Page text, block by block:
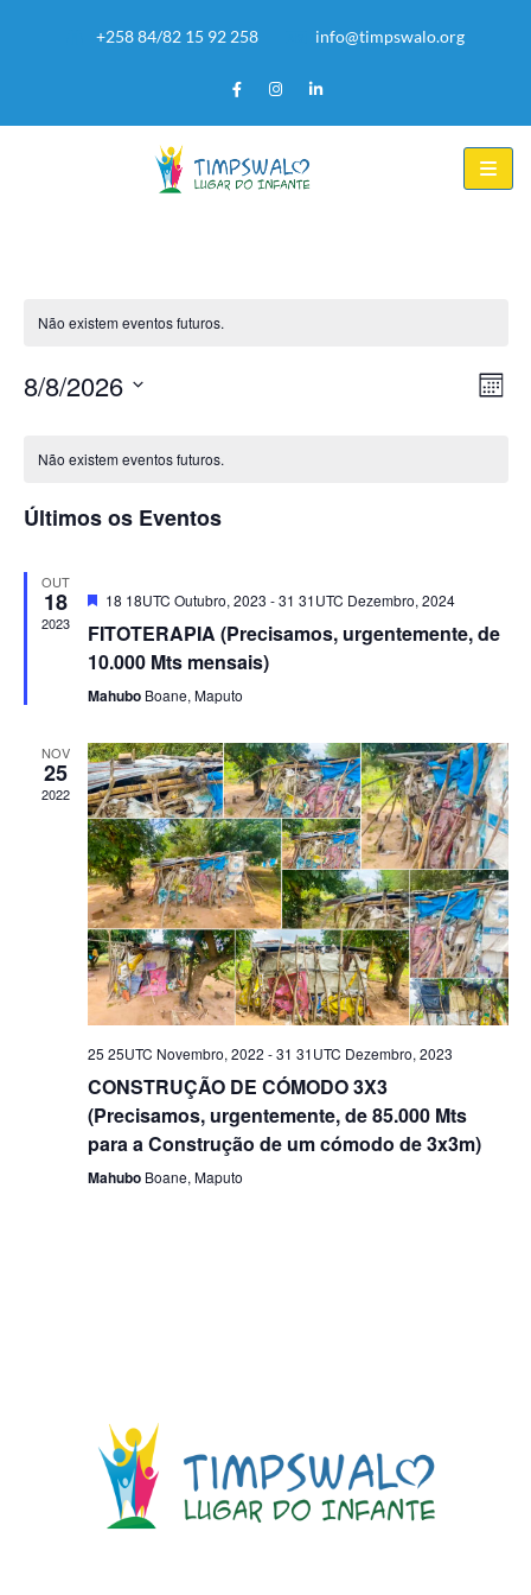
+258 84/82 15 92 258 info@timpswalo.org
Não existem eventos futuros.
Mês
8/8/2026
Calendário
de
os
Eventos
Não existem eventos futuros.
Últimos os Eventos
OUT
18
2023
Destaque
18 18UTC Outubro, 2023 -31 31UTC Dezembro, 2024
FITOTERAPIA (Precisamos, urgentemente, de
10.000 Mts mensais)
Mahubo Boane, Maputo
NOV
25
2022
25 25UTC Novembro, 2022 -31 31UTC Dezembro, 2023
CONSTRUÇÃO DE CÓMODO 3X3
(Precisamos, urgentemente, de 85.000 Mts
para a Construção de um cómodo de 3x3m)
Mahubo Boane, Maputo